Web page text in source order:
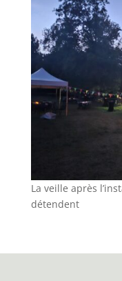
La veille après
détendent